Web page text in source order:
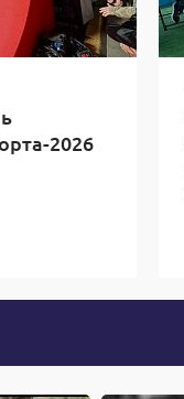
2026